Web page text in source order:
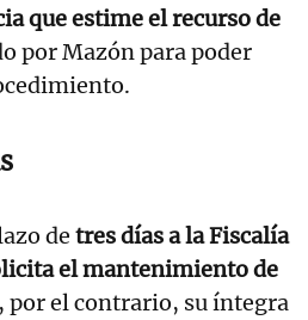
que estime el recurso de
por Mazón para poder
de tres días a la Fiscalía
el mantenimiento de
por el contrario, su íntegra